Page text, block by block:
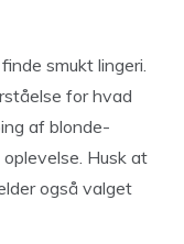
smukt lingeri.
for hvad
af blonde-
oplevelse. Husk at
også valget